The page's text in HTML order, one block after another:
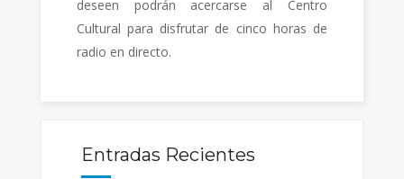
deseen podrán acercarse al Centro
Cultural para disfrutar de cinco horas de
radio en directo.
Entradas Recientes